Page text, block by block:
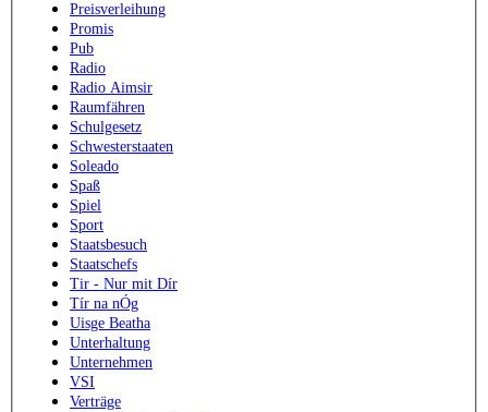
Preisverleihung
Promis
Pub
Radio
Radio Aimsir
Raumfähren
Schulgesetz
Schwesterstaaten
Soleado
Spaß
Spiel
Sport
Staatsbesuch
Staatschefs
Tir - Nur mit Dír
Tír na nÓg
Uisge Beatha
Unterhaltung
Unternehmen
VSI
Verträge